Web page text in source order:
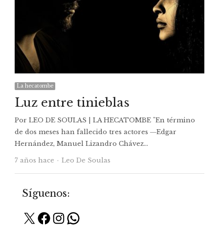
La hecatombe
Luz entre tinieblas
Por LEO DE SOULAS | LA HECATOMBE "En término
de dos meses han fallecido tres actores ―Edgar
Hernández, Manuel Lizandro Chávez…
7 años hace
Autor
Leo De Soulas
Síguenos:
X Facebook
Instagram
WhatsApp